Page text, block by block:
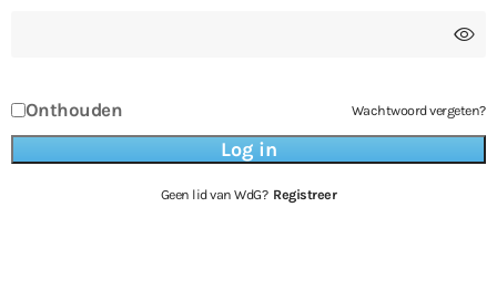
Onthouden Wachtwoord vergeten?
Geen lid van WdG? Registreer